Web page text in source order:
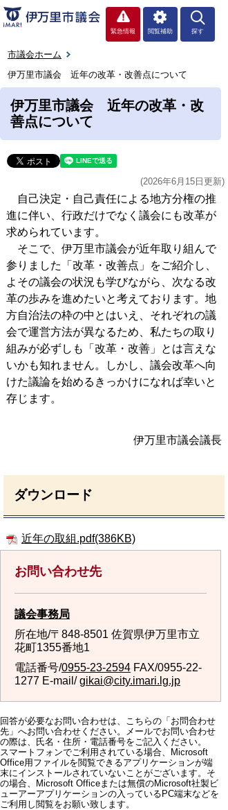
緊急情報 閲覧補助 探す
市議会ホーム
伊万里市議会 近年の改革・改善点について
伊万里市議会 近年の改革・改
善点について
(2026年6月15日更新)
自己決定・自己責任による地方分権の推
進に伴い、行政だけでなく議会にも改革が
求められています。
そこで、伊万里市議会が近年取り組んで
参りました「改革・改善点」をご紹介し、
よその議会の状況も学びながら、次なる改
革の歩みを進めたいと考えております。地
方自治法の枠の中とはいえ、それぞれの議
会で運営方法が異なるため、私たちの取り
組みが必ずしも「改革・改善」とは言えな
いかも知れません。しかし、議会改革へ向
けた議論を始めるきっかけになれば幸いと
存じます。
伊万里市議会議長
ダウンロード
近年の取組.pdf(386KB)
お問い合わせ先
議会事務局
所在地/〒848-8501 佐賀県伊万里市立
花町1355番地1
電話番号/0955-23-2594 FAX/0955-22-
1277 E-mail/gikai@city.imari.lg.jp
回答が必要なお問い合わせは、こちらの「お問合わせ
先」へお問い合わせください。メールでお問い合わせ
の際は、氏名・住所・電話番号をご記入ください。
スマートフォンでご利用されている場合、Microsoft
Office用ファイルを閲覧できるアプリケーションが端
末にインストールされていないことがございます。そ
の場合、Microsoft Officeまたは無償のMicrosoft社製ビ
ューアーアプリケーションの入っているPC端末などを
ご利用し閲覧をお願い致します。